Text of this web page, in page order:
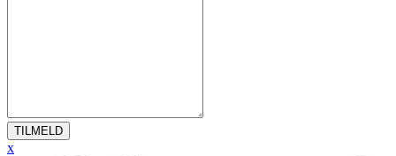
TILMELD
x